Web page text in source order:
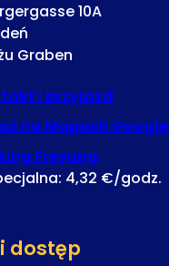
10A
Graben
i przyjazd
na Mapach Google
Freyung
4,32 €/godz.
dostęp